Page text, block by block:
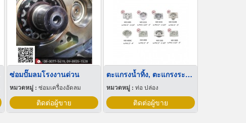
ซ่อมปั๊มลมโรงงานด่วน
หมวดหมู่ : ซ่อมเครื่องอัดลม
ติดต่อผู้ขาย
ตะแกรงน้ำทิ้ง, ตะแกรงระบายน้ำทิ้ง
หมวดหมู่ :ท่อ ปล่อง
ติดต่อผู้ขาย